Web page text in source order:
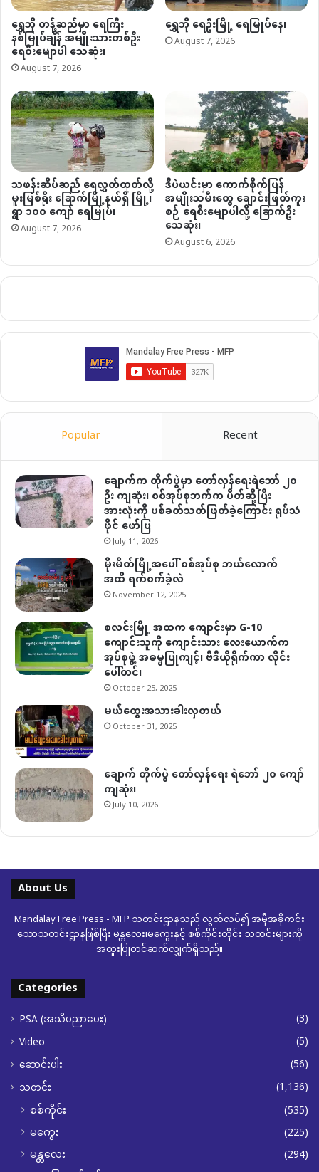
ရွှေဘို တန့်ဆည်မှာ ရေကြီး
နစ်မြုပ်ချိန် အမျိုးသားတစ်ဦး
ရေစီးမျောပါ သေဆုံး၊
August 7, 2026
ရွှေဘို ရေဦးမြို့ ရေမြုပ်နေ၊
August 7, 2026
သဖန်းဆိပ်ဆည် ရေလွှတ်ထုတ်လို့
မူးမြစ်ရိုး ခြောက်မြို့နယ်ရှိ မြို့၊
ရွာ ၁၀၀ ကျော် ရေမြုပ်၊
August 7, 2026
ဒီပဲယင်းမှာ ကောက်စိုက်ပြန်
အမျိုးသမီးတွေ ချောင်းဖြတ်ကူး
စဉ် ရေစီးမျောပါလို့ ခြောက်ဦး
သေဆုံး၊
August 6, 2026
Popular Recent
ချောက်က တိုက်ပွဲမှာ တော်လှန်ရေးရဲဘော် ၂၀
ဦး ကျဆုံး၊ စစ်အုပ်စုဘက်က ပိတ်ဆို့ပြီး
အားလုံးကို ပစ်ခတ်သတ်ဖြတ်ခဲ့ကြောင်း ရုပ်သံ
ဖိုင် ဖော်ပြ
July 11, 2026
မိုးမိတ်မြို့အပေါ် စစ်အုပ်စု ဘယ်လောက်
အထိ ရက်စက်ခဲ့လဲ
November 12, 2025
စလင်းမြို့ အထက ကျောင်းမှာ G-10
ကျောင်းသူကို ကျောင်းသား လေးယောက်က
အုပ်စုဖွဲ့ အဓမ္မပြုကျင့်၊ ဗီဒီယိုရိုက်ကာ လိုင်း
ပေါ်တင်၊
October 25, 2025
မယ်ထွေးအသားခါးလှတယ်
October 31, 2025
ချောက် တိုက်ပွဲ တော်လှန်ရေး ရဲဘော် ၂၀ ကျော်
ကျဆုံး၊
July 10, 2026
About Us
Mandalay Free Press - MFP သတင်းဌာနသည် လွတ်လပ်၍ အမှီအခိုကင်း
သောသတင်းဌာနဖြစ်ပြီး မန္တလေး၊မကွေးနှင့် စစ်ကိုင်းတိုင်း သတင်းများကို
အထူးပြုတင်ဆက်လျှက်ရှိသည်။
Categories
PSA (အသိပညာပေး)
(3)
Video
(5)
ဆောင်းပါး
(56)
သတင်း
(1,136)
စစ်ကိုင်း
(535)
မကွေး
(225)
မန္တလေး
(294)